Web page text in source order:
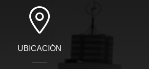
UBICACIÓN